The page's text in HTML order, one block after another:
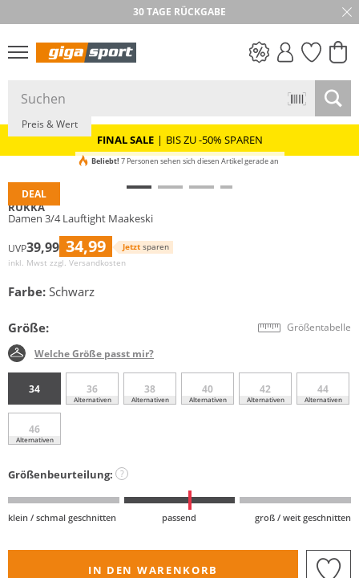
30 TAGE RÜCKGABE
PREIS & WERT
FINAL SALE | BIS ZU -50% SPAREN
DEAL
Preis & Wert
Beliebt! 7 Personen sehen sich diesen Artikel gerade an
RUKKA
Damen 3/4 Lauftight Maakeski
UVP39,99 34,99 Jetzt sparen
inkl. Mwst zzgl. Versandkosten
Farbe: Schwarz
Größe: Größentabelle
Welche Größe passt mir?
34 36
Alternativen
38
Alternativen
40
Alternativen
42
Alternativen
44
Alternativen
46
Alternativen
Größenbeurteilung: ?
klein / schmal geschnitten passend groß / weit geschnitten
IN DEN WARENKORB